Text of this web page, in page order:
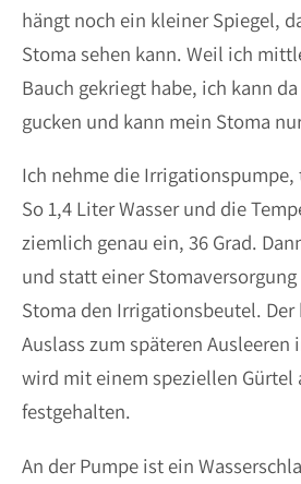
hängt noch ein kleiner Spiegel,
Stoma sehen kann. Weil ich
Bauch gekriegt habe, ich kann
gucken und kann mein Stoma
Ich nehme die Irrigationspumpe,
So 1,4 Liter Wasser und die
ziemlich genau ein, 36 Grad.
und statt einer
Stoma den Irrigationsbeutel.
Auslass zum späteren
wird mit einem speziellen Gürtel
festgehalten.
An der Pumpe ist ein